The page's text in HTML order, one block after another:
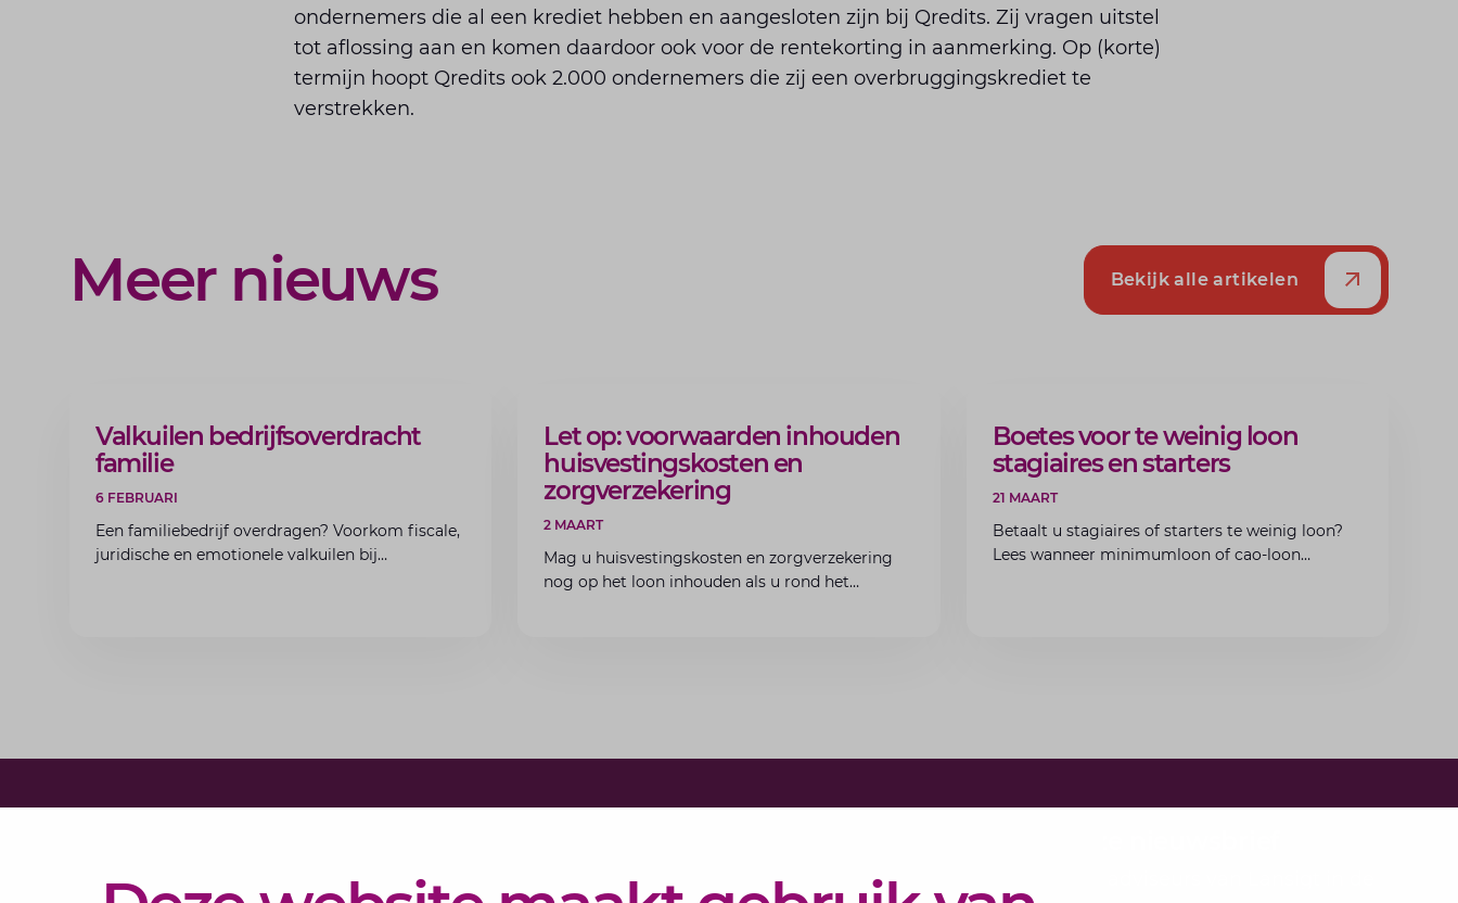
ondernemers die al een krediet hebben en aangesloten zijn bij Qredits. Zij vragen uitstel
tot aflossing aan en komen daardoor ook voor de rentekorting in aanmerking. Op (korte)
termijn hoopt Qredits ook 2.000 ondernemers die zij een overbruggingskrediet te
verstrekken.
Meer nieuws Bekijk alle artikelen
ARTIKEL
Valkuilen bedrijfsoverdracht
familie
6 FEBRUARI
Een familiebedrijf overdragen? Voorkom fiscale,
juridische en emotionele valkuilen bij
ARTIKEL
Let op: voorwaarden inhouden
huisvestingskosten en
zorgverzekering
2 MAART
Mag u huisvestingskosten en zorgverzekering
nog op het loon inhouden als u rond het
ARTIKEL
Boetes voor te weinig loon
stagiaires en starters
21 MAART
Betaalt u stagiaires of starters te weinig loon?
Lees wanneer minimumloon of cao-loon
Actueel
Elke maand bundelen de adviseurs van Lansigt in de